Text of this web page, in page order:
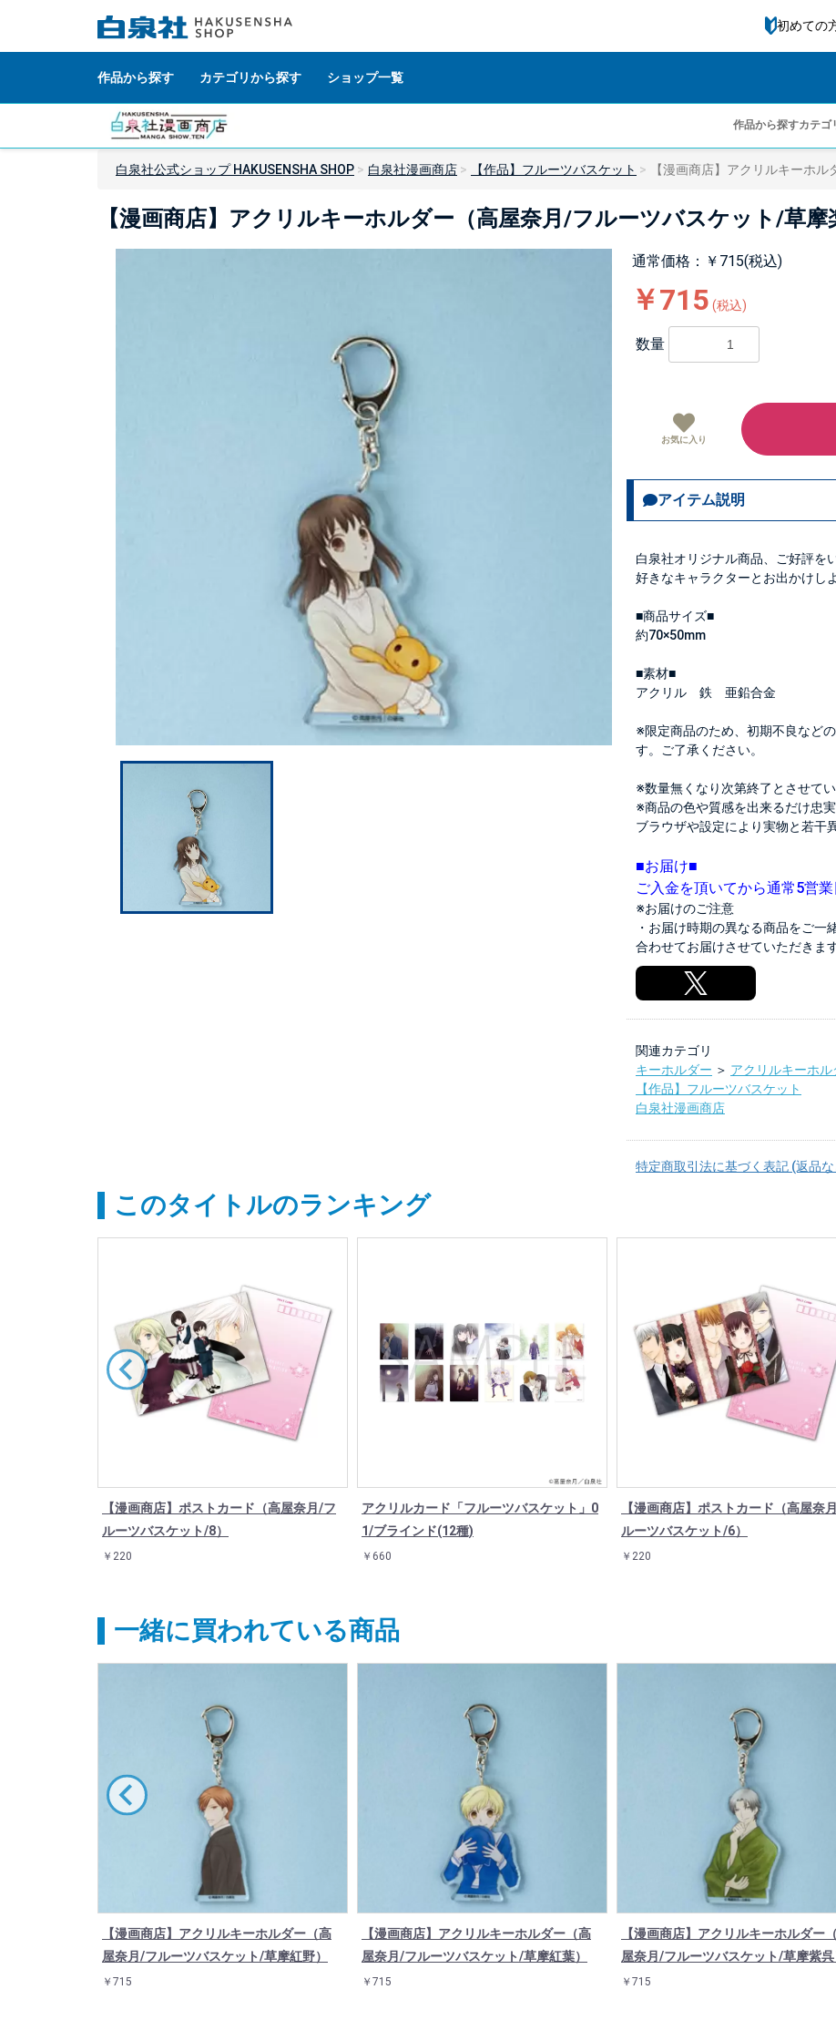
初めての
作品から探す カテゴリから探す ショップ一覧
作品から探すカテゴ
白泉社公式ショップ HAKUSENSHA SHOP 白泉社漫画商店 【作品】フルーツバスケット 【漫画商店】アクリルキーホ
【漫画商店】アクリルキーホルダー（高屋奈月/フルーツバスケット/草摩
通常価格：￥715(税込)
￥715 (税込)
お気に入り
数量
アイテム説明
白泉社オリジナル商品、ご好評を
好きなキャラクターとお出かけし
■商品サイズ■
約70×50mm
■素材■
アクリル 鉄 亜鉛合金
※限定商品のため、初期不良など
す。ご了承ください。
※数量無くなり次第終了とさせてい
※商品の色や質感を出来るだけ忠
ブラウザや設定により実物と若干
■お届け■
ご入金を頂いてから通常5営
※お届けのご注意
・お届け時期の異なる商品をご
合わせてお届けさせていただきます
関連カテゴリ
キーホルダー ＞ アクリルキーホル
【作品】フルーツバスケット
白泉社漫画商店
特定商取引法に基づく表記 (返品
このタイトルのランキング
【漫画商店】ポストカード（高屋奈月/フ
ルーツバスケット/8）
￥220
アクリルカード「フルーツバスケット」0
1/ブラインド(12種)
￥660
【漫画商店】ポストカード（高屋奈
ルーツバスケット/6）
￥220
一緒に買われている商品
【漫画商店】アクリルキーホルダー（高
屋奈月/フルーツバスケット/草摩紅野）
￥715
【漫画商店】アクリルキーホルダー（高
屋奈月/フルーツバスケット/草摩紅葉）
￥715
【漫画商店】アクリルキーホルダー
屋奈月/フルーツバスケット/草摩紫呉
￥715